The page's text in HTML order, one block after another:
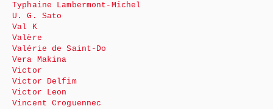
Typhaine Lambermont-Michel
U. G. Sato
Val K
Valère
Valérie de Saint-Do
Vera Makina
Victor
Victor Delfim
Victor Leon
Vincent Croguennec